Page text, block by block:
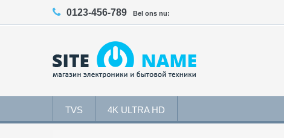
0123-456-789 Bel ons nu:
TVS 4K ULTRA HD